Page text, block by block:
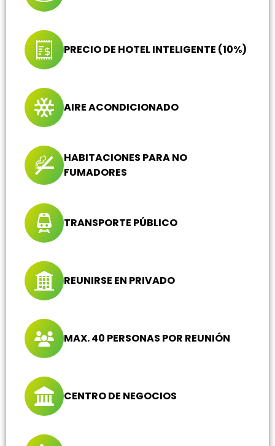
PRECIO DE HOTEL INTELIGENTE (10%)
AIRE ACONDICIONADO
HABITACIONES PARA NO
FUMADORES
TRANSPORTE PÚBLICO
REUNIRSE EN PRIVADO
MAX. 40 PERSONAS POR REUNIÓN
CENTRO DE NEGOCIOS